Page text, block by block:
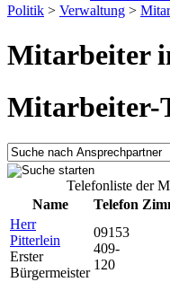
Politik > Verwaltung >
Mitarbeiter
Mitarbeiter-
Telefonliste der
Name
Telefon
Herr
Pitterlein
Erster
Bürgermeister
09153
409-
120